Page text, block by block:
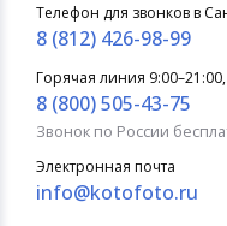
Телефон для звонков в
8 (812) 426-98-99
Горячая линия
8 (800) 505-43-75
Звонок по России
Электронная почта
info@kotofoto.ru